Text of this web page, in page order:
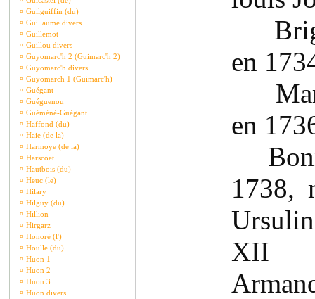
¤ Guilguiffin (du)
¤ Guillaume divers
¤ Guillemot
¤ Guillou divers
¤ Guyomarc'h 2 (Guimarc'h 2)
¤ Guyomarc'h divers
¤ Guyomarch 1 (Guimarc'h)
¤ Guégant
¤ Guéguenou
¤ Guéméné-Guégant
¤ Haffond (du)
¤ Haie (de la)
¤ Harmoye (de la)
¤ Harscoet
¤ Hautbois (du)
¤ Heuc (le)
¤ Hilary
¤ Hilguy (du)
¤ Hillion
¤ Hirgarz
¤ Honoré (l')
¤ Houlle (du)
¤ Huon 1
¤ Huon 2
¤ Huon 3
¤ Huon divers
en
en
1738,
XII